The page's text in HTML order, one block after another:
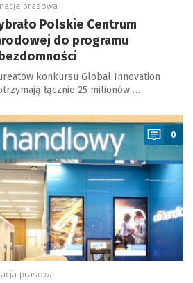
prasowa
Polskie Centrum
do programu
konkursu Global Innovation
łącznie 25 milionów …
0
prasowa